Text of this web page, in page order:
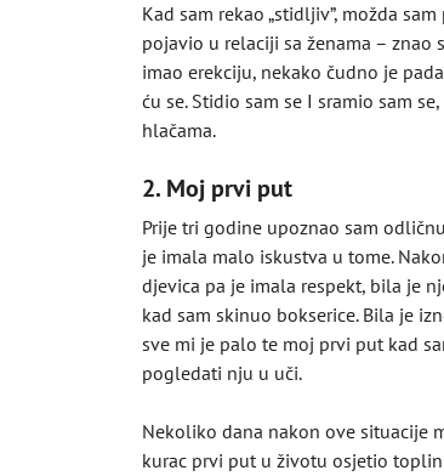
Kad sam rekao „stidljiv”, možda
pojavio u relaciji sa ženama – znao
imao erekciju, nekako čudno je
ću se. Stidio sam se I sramio sam
hlačama.
2. Moj prvi put
Prije tri godine upoznao sam
je imala malo iskustva u tome.
djevica pa je imala respekt, bila je
kad sam skinuo bokserice. Bila je
sve mi je palo te moj prvi put kad
pogledati nju u uči.
Nekoliko dana nakon ove situacije
kurac prvi put u životu osjetio